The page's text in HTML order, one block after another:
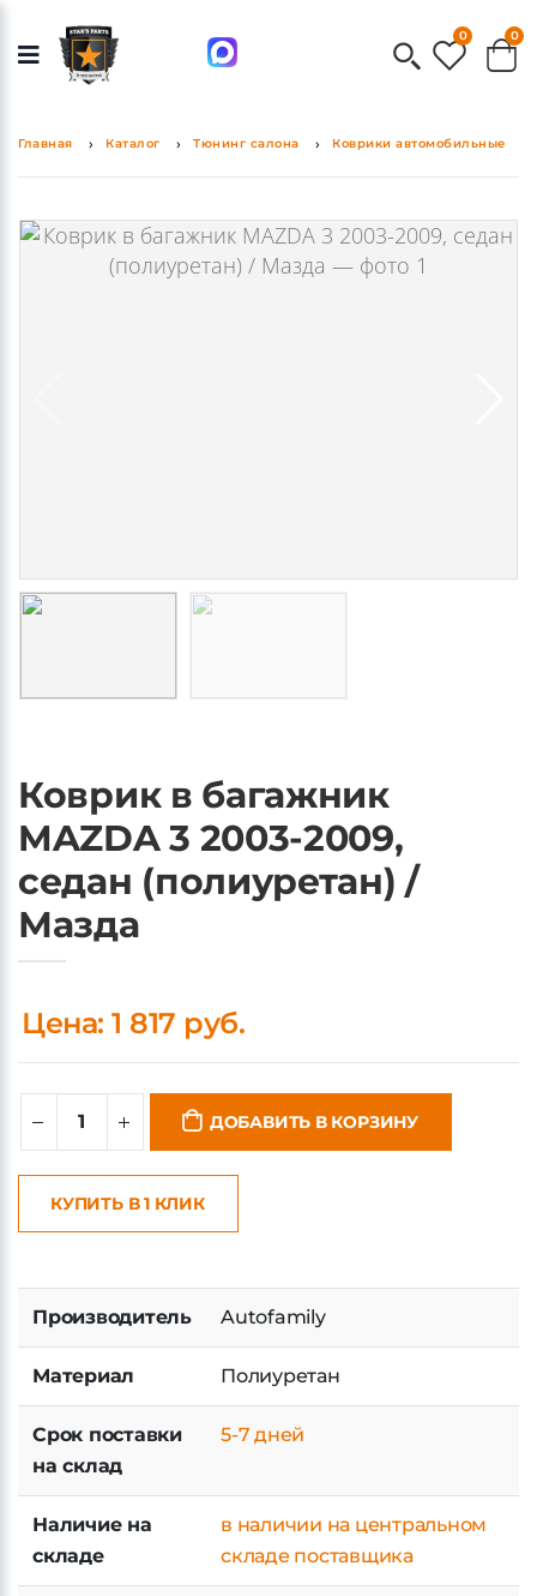
0 0
Главная Каталог Тюнинг салона Коврики автомобильные
Коврик в багажник
MAZDA 3 2003-2009,
седан (полиуретан) /
Мазда
Цена: 1 817 руб.
ДОБАВИТЬ В КОРЗИНУ
КУПИТЬ В 1 КЛИК
Производитель Autofamily
Материал Полиуретан
Срок поставки
на склад
5-7 дней
Наличие на
складе
в наличии на центральном
складе поставщика